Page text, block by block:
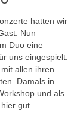
hatten wir
Nun
Duo eine
uns eingespielt.
allen ihren
Damals in
und als
gut